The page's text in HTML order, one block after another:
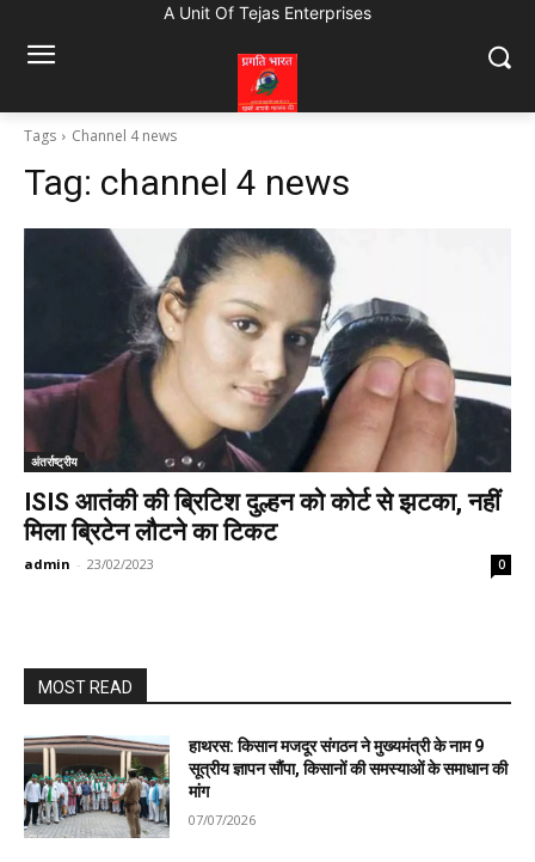
A Unit Of Tejas Enterprises
Tags Channel 4 news
Tag: channel 4 news
अंतर्राष्ट्रीय
ISIS आतंकी की ब्रिटिश दुल्हन को कोर्ट से झटका, नहीं
मिला ब्रिटेन लौटने का टिकट
admin - 23/02/2023 0
MOST READ
हाथरस: किसान मजदूर संगठन ने मुख्यमंत्री के नाम 9
सूत्रीय ज्ञापन सौंपा, किसानों की समस्याओं के समाधान की
मांग
07/07/2026